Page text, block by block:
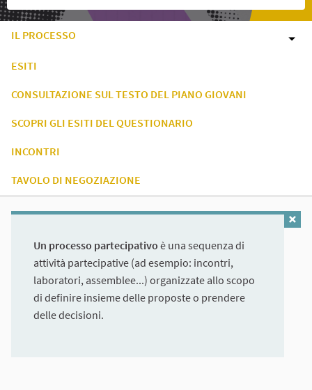
IL PROCESSO
ESITI
CONSULTAZIONE SUL TESTO DEL PIANO GIOVANI
SCOPRI GLI ESITI DEL QUESTIONARIO
INCONTRI
TAVOLO DI NEGOZIAZIONE
Un processo partecipativo è una sequenza di
attività partecipative (ad esempio: incontri,
laboratori, assemblee...) organizzate allo scopo
di definire insieme delle proposte o prendere
delle decisioni.